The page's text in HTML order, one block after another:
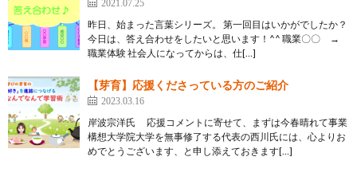
2021.07.25
昨日、始まった言葉シリーズ。 第一回目はいかがでしたか？
今日は、答え合わせをしたいと思います！^^ 職業〇〇 →
職業体験 社会人になってからは、仕[…]
【芽育】応援くださっている方のご紹介
2023.03.16
岸波宗洋氏 応援コメントに寄せて、まずは今春晴れて事業
構想大学院大学を無事修了する代表の西川氏には、心よりお
めでとうございます、と申し添えておきます[…]